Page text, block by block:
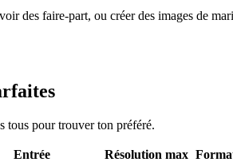
des faire-part, ou créer des images de
tous pour trouver ton préféré.
Entrée Résolution max